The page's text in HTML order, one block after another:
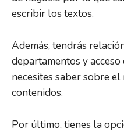
escribir los textos.
Además, tendrás
departamentos y
necesites saber sobre
contenidos.
Por último, tienes la